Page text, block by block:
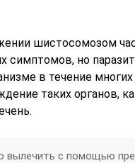
шистосомозом
симптомов, но
в течение многих
таких органов,
с помощью